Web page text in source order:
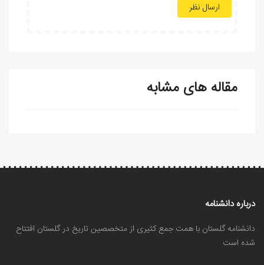
ارسال نظر
مقاله های مشابه
درباره دانشنامه
دانشنامه گلستان با همت جمع کثیری از متخصصین تاریخ در گلستان افتتاح
شده است